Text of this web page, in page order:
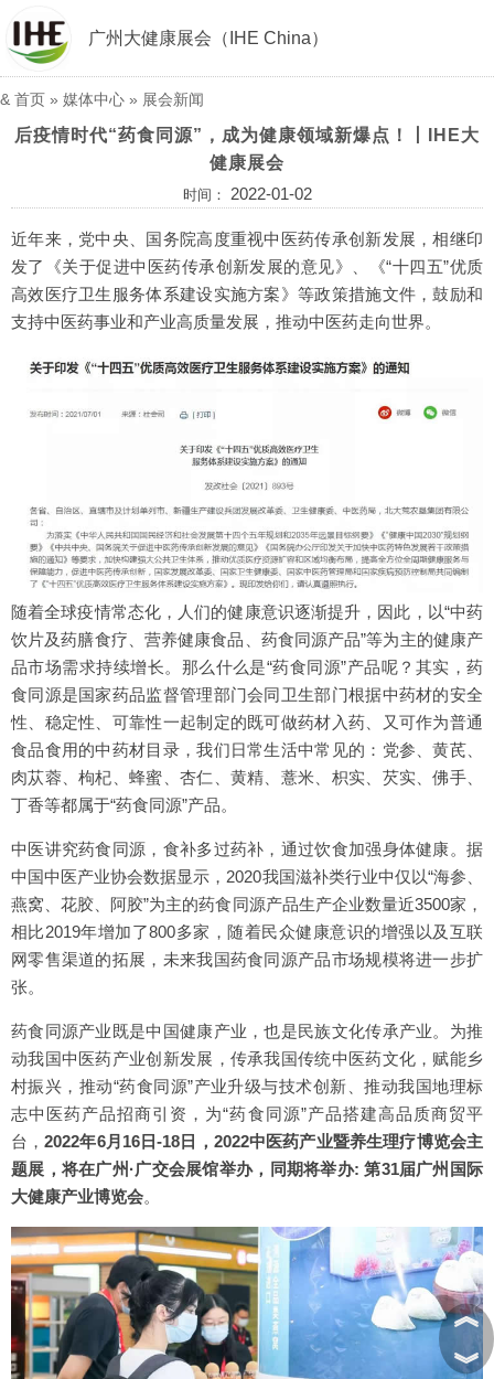
广州大健康展会（IHE China）
& 首页 » 媒体中心 » 展会新闻
后疫情时代“药食同源”，成为健康领域新爆点！丨IHE大
健康展会
时间： 2022-01-02
近年来，党中央、国务院高度重视中医药传承创新发展，相继印
发了《关于促进中医药传承创新发展的意见》、《“十四五”优质
高效医疗卫生服务体系建设实施方案》等政策措施文件，鼓励和
支持中医药事业和产业高质量发展，推动中医药走向世界。
随着全球疫情常态化，人们的健康意识逐渐提升，因此，以“中药
饮片及药膳食疗、营养健康食品、药食同源产品”等为主的健康产
品市场需求持续增长。那么什么是“药食同源”产品呢？其实，药
食同源是国家药品监督管理部门会同卫生部门根据中药材的安全
性、稳定性、可靠性一起制定的既可做药材入药、又可作为普通
食品食用的中药材目录，我们日常生活中常见的：党参、黄芪、
肉苁蓉、枸杞、蜂蜜、杏仁、黄精、薏米、枳实、芡实、佛手、
丁香等都属于“药食同源”产品。
中医讲究药食同源，食补多过药补，通过饮食加强身体健康。据
中国中医产业协会数据显示，2020我国滋补类行业中仅以“海参、
燕窝、花胶、阿胶”为主的药食同源产品生产企业数量近3500家，
相比2019年增加了800多家，随着民众健康意识的增强以及互联
网零售渠道的拓展，未来我国药食同源产品市场规模将进一步扩
张。
药食同源产业既是中国健康产业，也是民族文化传承产业。为推
动我国中医药产业创新发展，传承我国传统中医药文化，赋能乡
村振兴，推动“药食同源”产业升级与技术创新、推动我国地理标
志中医药产品招商引资，为“药食同源”产品搭建高品质商贸平
台，2022年6月16日-18日，2022中医药产业暨养生理疗博览会主
题展，将在广州·广交会展馆举办，同期将举办: 第31届广州国际
大健康产业博览会。
︽
︾